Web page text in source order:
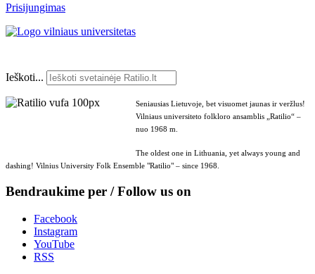
Prisijungimas
Ieškoti...
Seniausias Lietuvoje, bet visuomet jaunas ir veržlus!
Vilniaus universiteto folkloro ansamblis „Ratilio“ –
nuo 1968 m.
The oldest one in Lithuania, yet always young and
dashing! Vilnius University Folk Ensemble "Ratilio" – since 1968.
Bendraukime per / Follow us on
Facebook
Instagram
YouTube
RSS